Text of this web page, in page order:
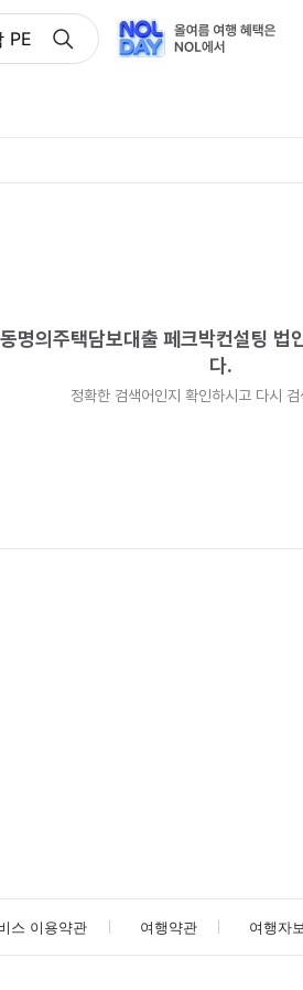
공동명의주택담보대출
의주택담보대출 페크박컨설팅 법
다.
정확한 검색어인지 확인하시고 다시
스 이용약관 여행약관 여행자